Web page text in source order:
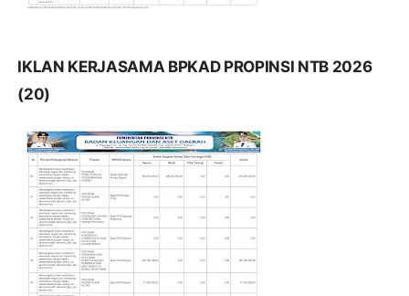
IKLAN KERJASAMA BPKAD PROPINSI NTB 2026
(20)